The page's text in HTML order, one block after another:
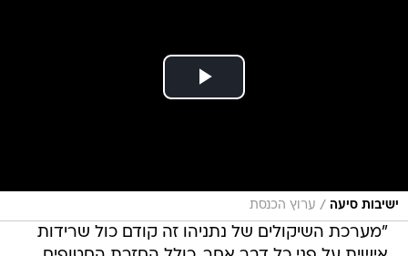
ישיבות סיעה / ערוץ הכנסת
"מערכת השיקולים של נתניהו זה קודם כול שרידות